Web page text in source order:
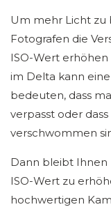
Um mehr Licht
Fotografen die
ISO-Wert
im Delta kann
bedeuten, dass
verpasst oder
verschwommen
Dann bleibt Ihnen
ISO-Wert zu
hochwertigen